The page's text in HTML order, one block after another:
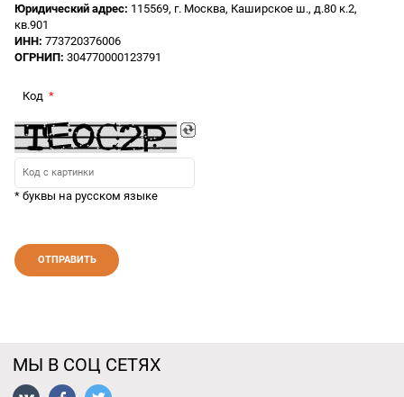
Юридический адрес: 115569, г. Москва, Каширское ш., д.80 к.2,
кв.901
ИНН: 773720376006
ОГРНИП: 304770000123791
Код
* буквы на русском языке
МЫ В СОЦ СЕТЯХ